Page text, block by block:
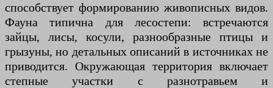
способствует формированию живописных видов.
Фауна типична для лесостепи: встречаются
зайцы, лисы, косули, разнообразные птицы и
грызуны, но детальных описаний в источниках не
приводится. Окружающая территория включает
степные участки с разнотравьем и